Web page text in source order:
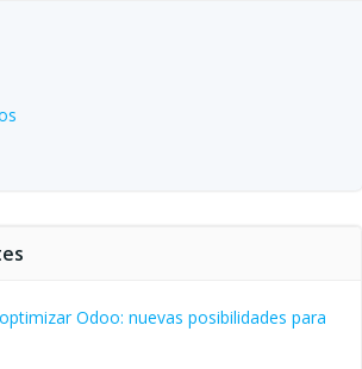
Odoo: nuevas posibilidades para